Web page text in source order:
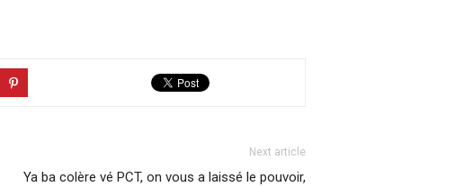
Next article
Ya ba colère vé PCT, on vous a laissé le pouvoir,